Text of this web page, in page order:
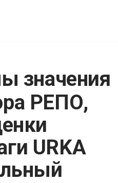
значения
РЕПО,
URKA